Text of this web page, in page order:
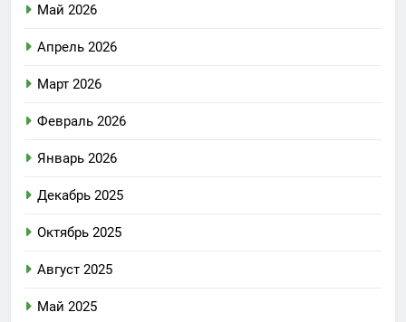
Май 2026
Апрель 2026
Март 2026
Февраль 2026
Январь 2026
Декабрь 2025
Октябрь 2025
Август 2025
Май 2025